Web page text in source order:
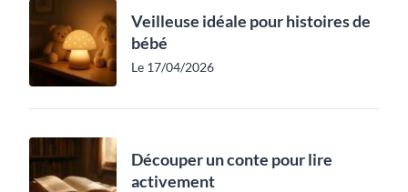
Veilleuse idéale pour histoires de
bébé
Le 17/04/2026
Découper un conte pour lire
activement